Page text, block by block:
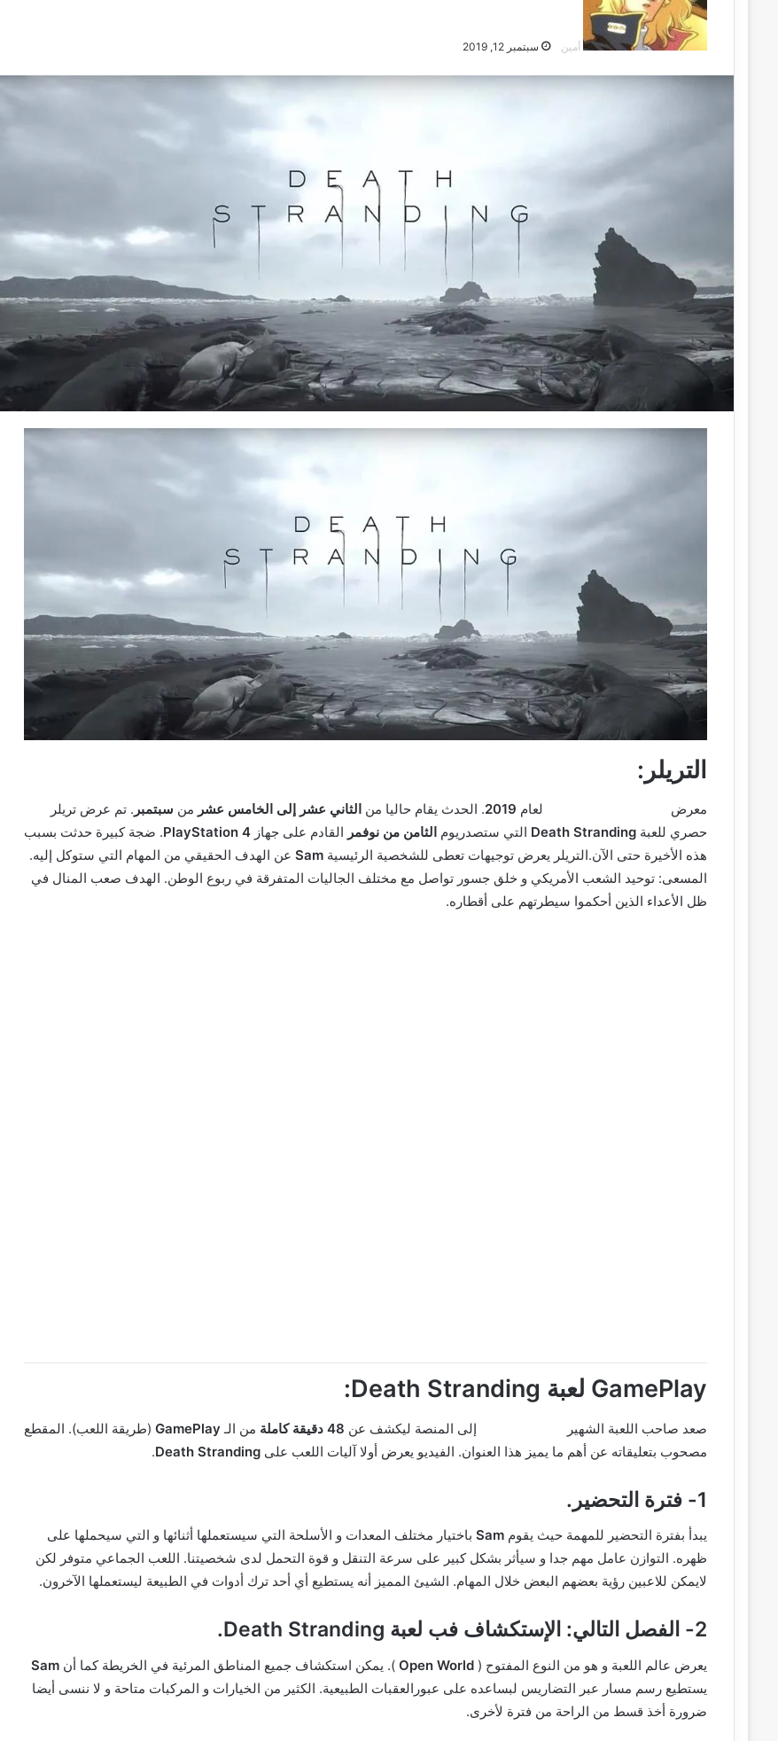
أمين سبتمبر 12, 2019
التريلر:
معرض لعام 2019. الحدث يقام حاليا من الثاني عشر إلى الخامس عشر من سبتمبر . تم عرض تريلر
حصري للعبة Death Stranding التي ستصدريوم الثامن من نوفمر القادم على جهاز PlayStation 4. ضجة كبيرة حدثت بسبب
هذه الأخيرة حتى الآن.التريلر يعرض توجيهات تعطى للشخصية الرئيسية Samعن الهدف الحقيقي من المهام التي ستوكل إليه.
المسعى: توحيد الشعب الأمريكي و خلق جسور تواصل مع مختلف الجاليات المتفرقة في ربوع الوطن. الهدف صعب المنال في
ظل الأعداء الذين أحكموا سيطرتهم على أقطاره.
GamePlay لعبة Death Stranding:
صعد صاحب اللعبة الشهير إلى المنصة ليكشف عن 48 دقيقة كاملة من الـ GamePlay(طريقة اللعب). المقطع
مصحوب بتعليقاته عن أهم ما يميز هذا العنوان. الفيديو يعرض أولا آليات اللعب على Death Stranding
.
1- فترة التحضير.
يبدأ بفترة التحضير للمهمة حيث يقوم Samباختيار مختلف المعدات و الأسلحة التي سيستعملها أثنائها و التي سيحملها على
ظهره. التوازن عامل مهم جدا و سيأثر بشكل كبير على سرعة التنقل و قوة التحمل لدى شخصيتنا. اللعب الجماعي متوفر لكن
لايمكن للاعبين رؤية بعضهم البعض خلال المهام. الشيئ المميز أنه يستطيع أي أحد ترك أدوات في الطبيعة ليستعملها الآخرون.
2- الفصل التالي: الإستكشاف فب لعبة Death Stranding.
يعرض عالم اللعبة و هو من النوع المفتوح ( Open World). يمكن استكشاف جميع المناطق المرئية في الخريطة كما أن Sam
يستطيع رسم مسار عبر التضاريس لبساعده على عبورالعقبات الطبيعية. الكثير من الخيارات و المركبات متاحة و لا ننسى أيضا
ضرورة أخذ قسط من الراحة من فترة لأخرى.